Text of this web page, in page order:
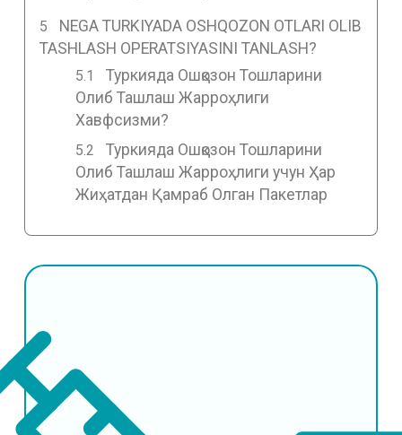
NEGA TURKIYADA OSHQOZON OTLARI OLIB
TASHLASH OPERATSIYASINI TANLASH?
Туркияда Ошқозон Тошларини
Олиб Ташлаш Жарроҳлиги
Хавфсизми?
Туркияда Ошқозон Тошларини
Олиб Ташлаш Жарроҳлиги учун Ҳар
Жиҳатдан Қамраб Олган Пакетлар